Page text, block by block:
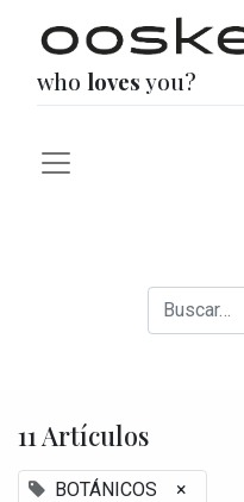
who loves you?
11 Artículos
BOTÁNICOS ×